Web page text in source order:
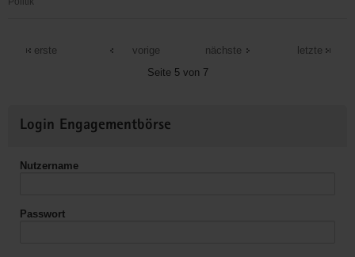
e.V.
erste
vorige
Seite 5 von 7
nächste letzte
Informationen
Login Engagementbörse
Nutzername
Passwort